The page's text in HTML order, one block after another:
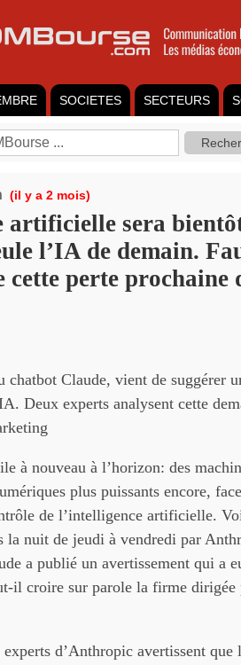
SOCIETES SECTEURS
(il y a 2 mois)
artificielle sera
l’IA de demain.
cette perte prochaine
Claude, vient de suggérer
Deux experts analysent cette
à nouveau à l’horizon: des
plus puissants encore,
de l’intelligence artificielle.
la nuit de jeudi à vendredi par
a publié un avertissement qui a
il croire sur parole la firme dirigée
experts d’Anthropic avertissent que